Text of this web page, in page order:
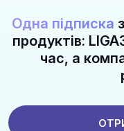
Одна підписка
продуктів:
час, а